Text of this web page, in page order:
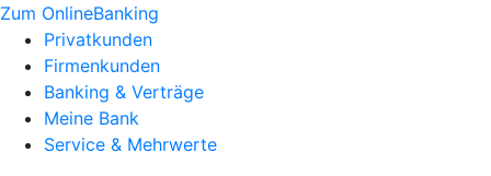
Zum OnlineBanking
Privatkunden
Firmenkunden
Banking & Verträge
Meine Bank
Service & Mehrwerte